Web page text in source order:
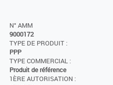
N° AMM
9000172
TYPE DE PRODUIT :
PPP
TYPE COMMERCIAL :
Produit de référence
1ÈRE AUTORISATION :